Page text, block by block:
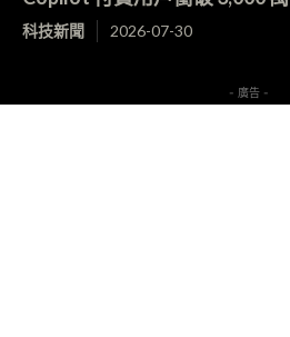
科技新聞 2026-07-30
- 廣告 -